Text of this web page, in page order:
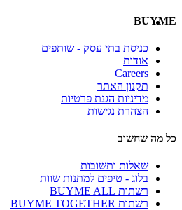
BUYME
כניסת בתי עסק - שותפים
אודות
Careers
תקנון האתר
מדיניות הגנת פרטיות
הצהרת נגישות
כל מה שחשוב
שאלות ותשובות
בלוג - טיפים למתנות שוות
רשתות BUYME ALL
רשתות BUYME TOGETHER